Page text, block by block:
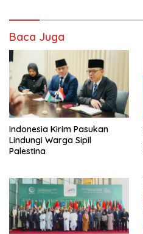
Baca Juga
Indonesia Kirim Pasukan
Lindungi Warga Sipil
Palestina